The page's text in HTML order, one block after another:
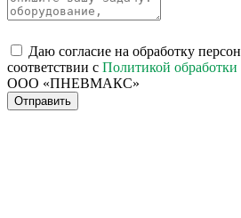
Даю согласие на обработку
соответствии с Политикой
ООО «ПНЕВМАКС»
Отправить